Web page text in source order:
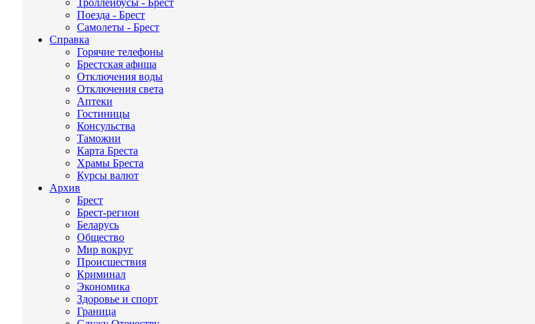
Троллейбусы - Брест
Поезда - Брест
Самолеты - Брест
Справка
Горячие телефоны
Брестская афиша
Отключения воды
Отключения света
Аптеки
Гостиницы
Консульства
Таможни
Карта Бреста
Храмы Бреста
Курсы валют
Архив
Брест
Брест-регион
Беларусь
Общество
Мир вокруг
Происшествия
Криминал
Экономика
Здоровье и спорт
Граница